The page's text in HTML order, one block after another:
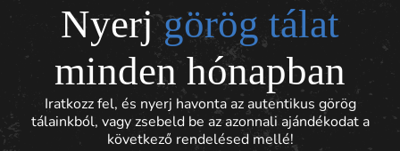
Nyerjgörög tálat
minden hónapban
Iratkozz fel, és nyerj havonta az autentikus görög
tálainkból, vagy zsebeld be az azonnali ajándékodat a
következő rendelésed mellé!